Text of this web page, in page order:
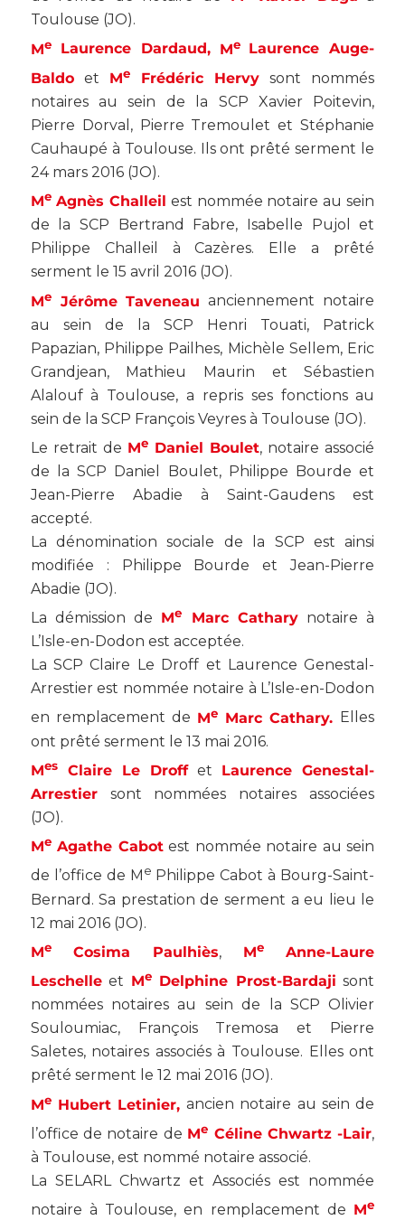
Toulouse (JO).
Me Laurence Dardaud, Me
Laurence Auge-
Baldoet MeFrédéric Hervy sont nommés
notaires au sein de la SCP Xavier Poitevin,
Pierre Dorval, Pierre Tremoulet et Stéphanie
Cauhaupé à Toulouse. Ils ont prêté serment le
24 mars 2016 (JO).
Me Agnès Challeil est nommée notaire au sein
de la SCP Bertrand Fabre, Isabelle Pujol et
Philippe Challeil à Cazères. Elle a prêté
serment le 15 avril 2016 (JO).
MeJérôme Taveneau anciennement notaire
au sein de la SCP Henri Touati, Patrick
Papazian, Philippe Pailhes, Michèle Sellem, Eric
Grandjean, Mathieu Maurin et Sébastien
Alalouf à Toulouse, a repris ses fonctions au
sein de la SCP François Veyres à Toulouse (JO).
Le retrait de Me Daniel Boulet, notaire associé
de la SCP Daniel Boulet, Philippe Bourde et
Jean-Pierre Abadie à Saint-Gaudens est
accepté.
La dénomination sociale de la SCP est ainsi
modifiée : Philippe Bourde et Jean-Pierre
Abadie (JO).
La démission de Me Marc Catharynotaire à
L’Isle-en-Dodon est acceptée.
La SCP Claire Le Droff et Laurence Genestal-
Arrestier est nommée notaire à L’Isle-en-Dodon
en remplacement de Me Marc Cathary. Elles
ont prêté serment le 13 mai 2016.
MesClaire Le Droffet Laurence Genestal-
Arrestiersont nommées notaires associées
(JO).
MeAgathe Cabotest nommée notaire au sein
de l’office de M e Philippe Cabot à Bourg-Saint-
Bernard. Sa prestation de serment a eu lieu le
12 mai 2016 (JO).
MeCosima Paulhiès, MeAnne-Laure
Leschelleet MeDelphine Prost-Bardaji sont
nommées notaires au sein de la SCP Olivier
Souloumiac, François Tremosa et Pierre
Saletes, notaires associés à Toulouse. Elles ont
prêté serment le 12 mai 2016 (JO).
MeHubert Letinier, ancien notaire au sein de
l’office de notaire de Me Céline Chwartz -Lair,
à Toulouse, est nommé notaire associé.
La SELARL Chwartz et Associés est nommée
notaire à Toulouse, en remplacement de Me